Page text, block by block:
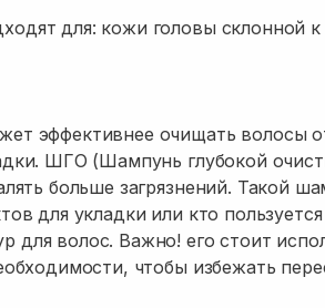
для: кожи головы склонной
эффективнее очищать волосы
ШГО (Шампунь глубокой
больше загрязнений. Такой
для укладки или кто
для волос. Важно! его стоит
чтобы избежать